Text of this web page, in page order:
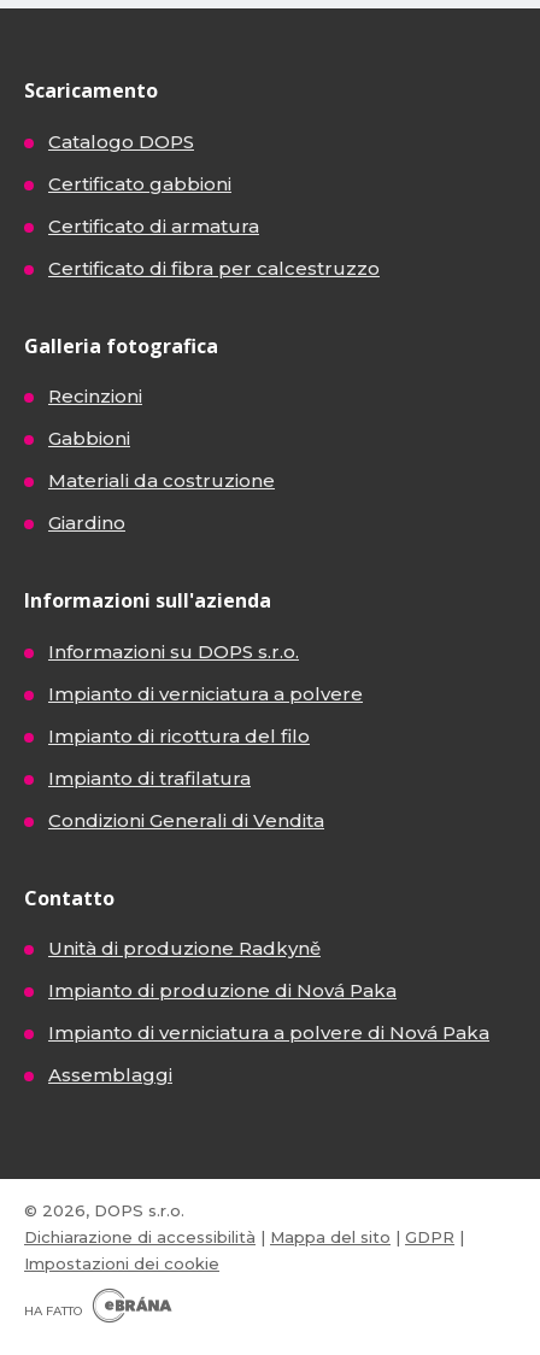
Scaricamento
Catalogo DOPS
Certificato gabbioni
Certificato di armatura
Certificato di fibra per calcestruzzo
Galleria fotografica
Recinzioni
Gabbioni
Materiali da costruzione
Giardino
Informazioni sull'azienda
Informazioni su DOPS s.r.o.
Impianto di verniciatura a polvere
Impianto di ricottura del filo
Impianto di trafilatura
Condizioni Generali di Vendita
Contatto
Unità di produzione Radkyně
Impianto di produzione di Nová Paka
Impianto di verniciatura a polvere di Nová Paka
Assemblaggi
© 2026, DOPS s.r.o.
Dichiarazione di accessibilità | Mappa del sito | GDPR |
Impostazioni dei cookie
HA FATTO
B